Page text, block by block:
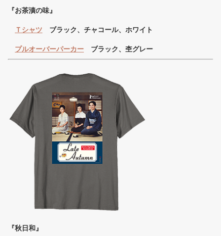
『お茶漬の味』
Ｔシャツ ブラック、チャコール、ホワイト
プルオーバーパーカー ブラック、杢グレー
『秋日和』